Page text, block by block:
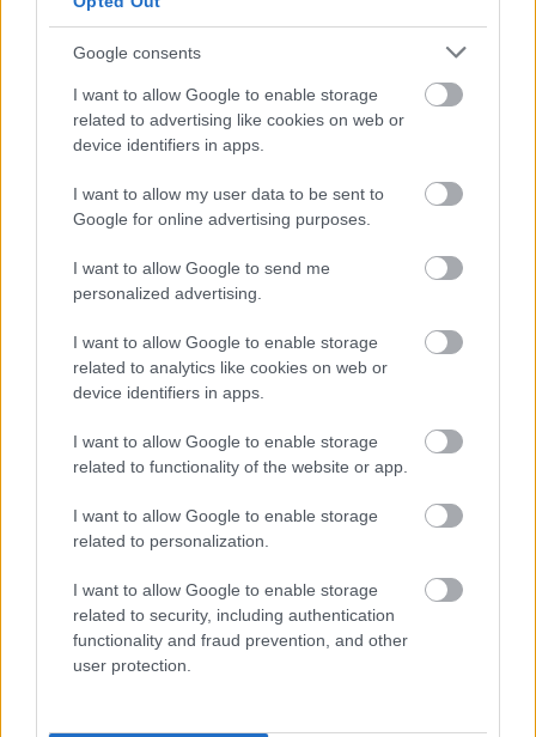
Google consents
I want to allow Google to enable storage
related to advertising like cookies on web or
device identifiers in apps.
I want to allow my user data to be sent to
Google for online advertising purposes.
I want to allow Google to send me
personalized advertising.
I want to allow Google to enable storage
related to analytics like cookies on web or
device identifiers in apps.
I want to allow Google to enable storage
related to functionality of the website or app.
I want to allow Google to enable storage
related to personalization.
I want to allow Google to enable storage
related to security, including authentication
functionality and fraud prevention, and other
user protection.
Utolsó felvétele magáról a gyilkosság előtt
Jön még kép!
Az ámokfutás rekonstrukciója térképen